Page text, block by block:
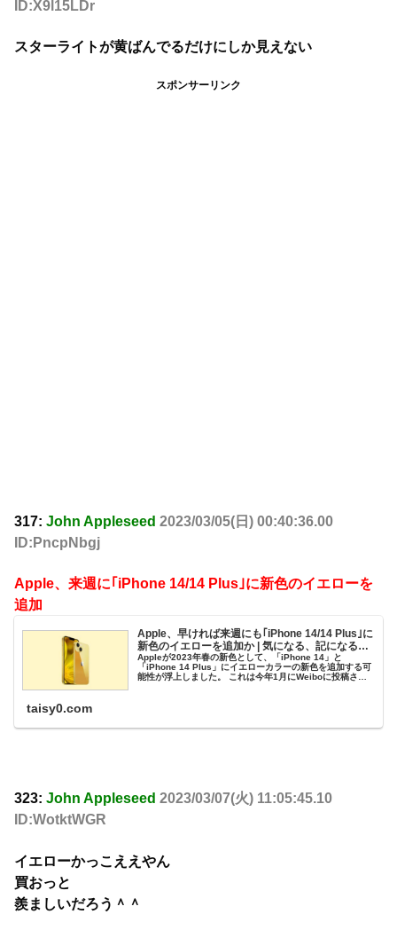
ID:X9l15LDr
スターライトが黄ばんでるだけにしか見えない
スポンサーリンク
317: John Appleseed 2023/03/05(日) 00:40:36.00
ID:PncpNbgj
Apple、来週に｢iPhone 14/14 Plus｣に新色のイエローを
追加
Apple、早ければ来週にも｢iPhone 14/14 Plus｣に
新色のイエローを追加か | 気になる、記になる…
Appleが2023年春の新色として、「iPhone 14」と
「iPhone 14 Plus」にイエローカラーの新色を追加する可
能性が浮上しました。 これは今年1月にWeiboに投稿され
taisy0.com
323: John Appleseed 2023/03/07(火) 11:05:45.10
ID:WotktWGR
イエローかっこええやん
買おっと
羨ましいだろう＾＾